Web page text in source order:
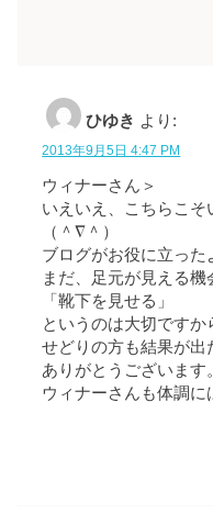
ひゆき より:
2013年9月5日 4:47 PM
ウィナーさん＞
いえいえ、こちらこ
（＾∇＾）
ブログがお役に立った
まだ、足元が見える機
「靴下を見せる」
というのは大切ですか
せどりの方も結果が出
ありがとうございます
ウィナーさんも体調に